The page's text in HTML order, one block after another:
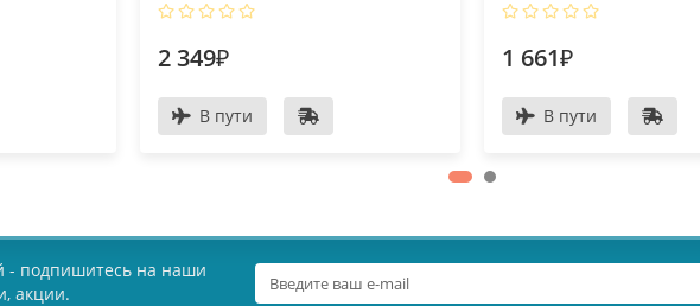
2 349₽
В пути
1 661₽
В пути
- подпишитесь на наши
акции.